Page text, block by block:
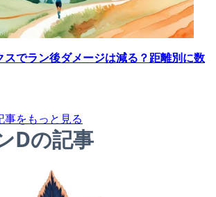
スでラン後ダメージは減る？距離別に数
をもっと見る
Dの記事